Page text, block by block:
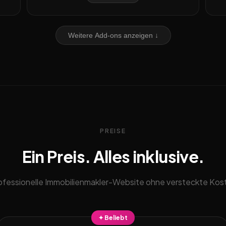
Weitere Add-ons anzeigen ↓
PREISE
Ein Preis. Alles inklusive.
Immobilienmakler-Website ohne versteckte
✦ Beliebt